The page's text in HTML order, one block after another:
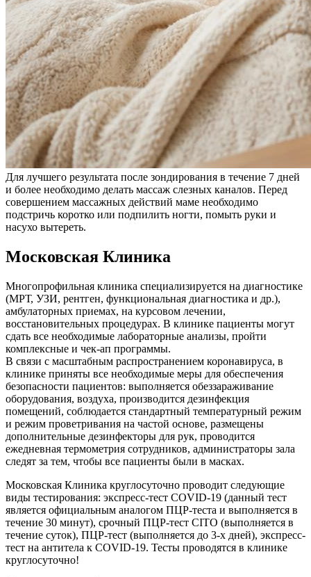
Для лучшего результата после зондирования в течение 7 дней
и более необходимо делать массаж слезных каналов. Перед
совершением массажных действий маме необходимо
подстричь коротко или подпилить ногти, помыть руки и
насухо вытереть.
Московская Клиника
Многопрофильная клиника специализируется на диагностике
(МРТ, УЗИ, рентген, функциональная диагностика и др.),
амбулаторных приемах, на курсовом лечении,
восстановительных процедурах. В клинике пациенты могут
сдать все необходимые лабораторные анализы, пройти
комплексные и чек-ап программы.
В связи с масштабным распространением коронавируса, в
клинике приняты все необходимые меры для обеспечения
безопасности пациентов: выполняется обеззараживание
оборудования, воздуха, производится дезинфекция
помещений, соблюдается стандартный температурный режим
и режим проветривания на частой основе, размещены
дополнительные дезинфекторы для рук, проводится
ежедневная термометрия сотрудников, администраторы зала
следят за тем, чтобы все пациенты были в масках.
Московская Клиника круглосуточно проводит следующие
виды тестирования: экспресс-тест COVID-19 (данный тест
является официальным аналогом ПЦР-теста и выполняется в
течение 30 минут), срочный ПЦР-тест CITO (выполняется в
течение суток), ПЦР-тест (выполняется до 3-х дней), экспресс-
тест на антитела к COVID-19. Тесты проводятся в клинике
круглосуточно!